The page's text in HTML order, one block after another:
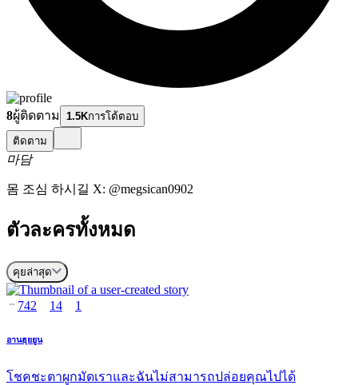
8ผู้ติดตาม 1.5Kการโต้ตอบ
ติดตาม
마담
몸 조심 하시길 X: @megsican0902
ตัวละครทั้งหมด
คุยล่าสุด
742 14 1
อานฮุยยูน
โชคชะตาผูกมัดเราและฉันไม่สามารถปล่อยคุณไปได้